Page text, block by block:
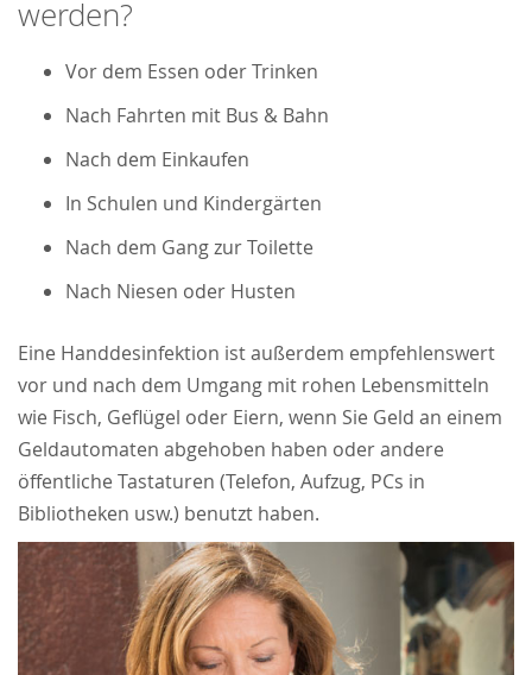
werden?
Vor dem Essen oder Trinken
Nach Fahrten mit Bus & Bahn
Nach dem Einkaufen
In Schulen und Kindergärten
Nach dem Gang zur Toilette
Nach Niesen oder Husten
Eine Handdesinfektion ist außerdem empfehlenswert
vor und nach dem Umgang mit rohen Lebensmitteln
wie Fisch, Geflügel oder Eiern, wenn Sie Geld an einem
Geldautomaten abgehoben haben oder andere
öffentliche Tastaturen (Telefon, Aufzug, PCs in
Bibliotheken usw.) benutzt haben.